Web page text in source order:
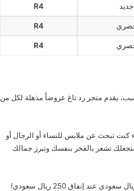
جديد R4
R4
R4
يقدم متجر رد تاغ عروضاً مذهلة لكل من
كنت تبحث عن ملابس للنساء أو الرجال أو
تشعر بالفخر بنفسك وتبرز جمالك
والأفضل من ذلك هو أنه يمكنك الآن التسوق والحصول على قسيمة هدية بقيمة 50 ريال سعودي عند إنفاق 250 ريال سعودي!